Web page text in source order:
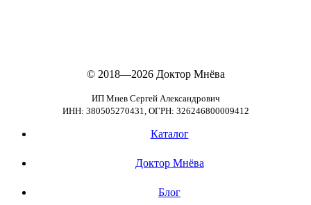
© 2018—2026Доктор Мнёва
ИП Мнев Сергей Александрович
ИНН: 380505270431, ОГРН: 326246800009412
Каталог
Доктор Мнёва
Блог